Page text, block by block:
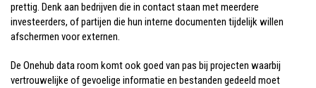
prettig. Denk aan bedrijven die in contact staan met meerdere
investeerders, of partijen die hun interne documenten tijdelijk willen
afschermen voor externen.
De Onehub data room komt ook goed van pas bij projecten waarbij
vertrouwelijke of gevoelige informatie en bestanden gedeeld moet